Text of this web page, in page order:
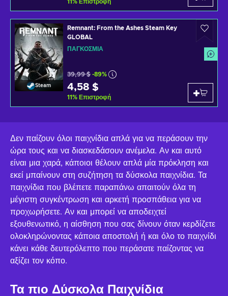
11% Επιστροφή
Steam
Remnant: From the Ashes Steam Key
GLOBAL
ΠΑΓΚΌΣΜΙΑ
39,99 $ -89%
4,58 $
11% Επιστροφή
Δεν παίζουν όλοι παιχνίδια απλά για να περάσουν την
ώρα τους και να διασκεδάσουν ανέμελα. Αν και αυτό
είναι μια χαρά, κάποιοι θέλουν απλά μία πρόκληση και
εκεί μπαίνουν στη συζήτηση τα δύσκολα παιχνίδια. Τα
παιχνίδια που βλέπετε παραπάνω απαιτούν όλα τη
μέγιστη συγκέντρωση και αρκετή προσπάθεια για να
προχωρήσετε. Αν και μπορεί να αποδειχτεί
εξουθενωτικό, η αίσθηση που σας δίνουν όταν κερδίζετε
ολοκληρώνοντας κάποια αποστολή ή και όλο το παιχνίδι
κάνει κάθε δευτερόλεπτο που περάσατε παίζοντας να
αξίζει τον κόπο.
Τα πιο Δύσκολα Παιχνίδια